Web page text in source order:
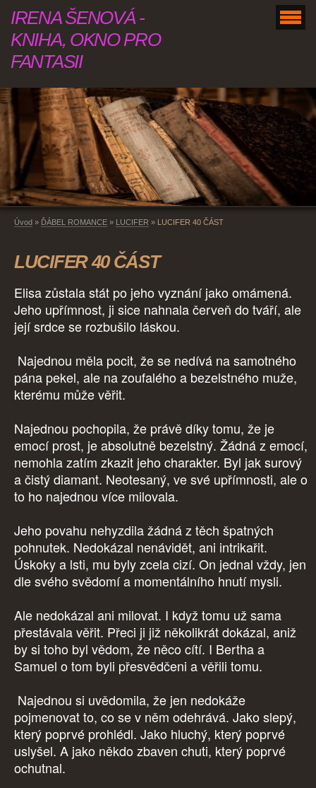
IRENA ŠENOVÁ -
KNIHA, OKNO PRO
FANTASII
Úvod » ĎÁBEL ROMANCE » LUCIFER » LUCIFER 40 ČÁST
LUCIFER 40 ČÁST
Elisa zůstala stát po jeho vyznání jako omámená.
Jeho upřímnost, ji sice nahnala červeň do tváří, ale
její srdce se rozbušilo láskou.
Najednou měla pocit, že se nedívá na samotného
pána pekel, ale na zoufalého a bezelstného muže,
kterému může věřit.
Najednou pochopila, že právě díky tomu, že je
emocí prost, je absolutně bezelstný. Žádná z emocí,
nemohla zatím zkazit jeho charakter. Byl jak surový
a čistý diamant. Neotesaný, ve své upřímnosti, ale o
to ho najednou více milovala.
Jeho povahu nehyzdila žádná z těch špatných
pohnutek. Nedokázal nenávidět, ani intrikařit.
Úskoky a lsti, mu byly zcela cizí. On jednal vždy, jen
dle svého svědomí a momentálního hnutí mysli.
Ale nedokázal ani milovat. I když tomu už sama
přestávala věřit. Přeci ji již několikrát dokázal, aniž
by si toho byl vědom, že něco cítí. I Bertha a
Samuel o tom byli přesvědčeni a věřili tomu.
Najednou si uvědomila, že jen nedokáže
pojmenovat to, co se v něm odehrává. Jako slepý,
který poprvé prohlédl. Jako hluchý, který poprvé
uslyšel. A jako někdo zbaven chuti, který poprvé
ochutnal.